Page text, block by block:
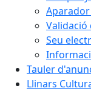
Seu
Tauler
Llinars